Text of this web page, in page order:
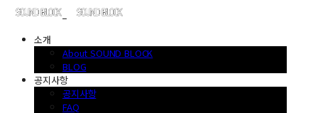
소개
About SOUND BLOCK
BLOG
공지사항
공지사항
FAQ